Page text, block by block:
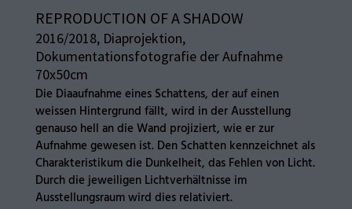
REPRODUCTION OF A SHADOW
2016/2018, Diaprojektion,
Dokumentationsfotografie der Aufnahme
70x50cm
Die Diaaufnahme eines Schattens, der auf einen
weissen Hintergrund fällt, wird in der Ausstellung
genauso hell an die Wand projiziert, wie er zur
Aufnahme gewesen ist. Den Schatten kennzeichnet als
Charakteristikum die Dunkelheit, das Fehlen von Licht.
Durch die jeweiligen Lichtverhältnisse im
Ausstellungsraum wird dies relativiert.